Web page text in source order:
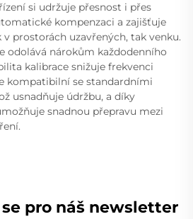
si udržuje přesnost i přes
kompenzaci a zajišťuje
prostorách uzavřených, tak venku.
odolává nárokům každodenního
kalibrace snižuje frekvenci
kompatibilní se standardními
usnadňuje údržbu, a díky
snadnou přepravu mezi
pro náš newsletter